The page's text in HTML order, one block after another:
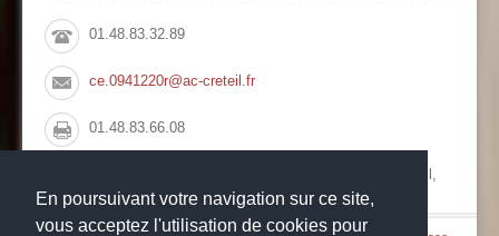
En poursuivant votre navigation sur ce site,
vous acceptez l'utilisation de cookies pour
01.48.83.32.89
ce.0941220r@ac-creteil.fr
01.48.83.66.08
Collège François Rabelais, 10 Rue du Pont de Créteil,
94100 Saint Maur des Fossés